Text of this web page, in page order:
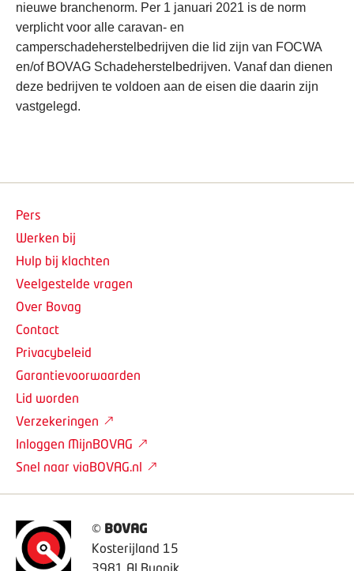
nieuwe branchenorm. Per 1 januari 2021 is de norm
verplicht voor alle caravan- en
camperschadeherstelbedrijven die lid zijn van FOCWA
en/of BOVAG Schadeherstelbedrijven. Vanaf dan dienen
deze bedrijven te voldoen aan de eisen die daarin zijn
vastgelegd.
© BOVAG
Kosterijland 15
3981 AJ Bunnik
Pers
Werken bij
Hulp bij klachten
Veelgestelde vragen
Over Bovag
Contact
Privacybeleid
Garantievoorwaarden
Lid worden
Verzekeringen
Inloggen MijnBOVAG
Snel naar viaBOVAG.nl